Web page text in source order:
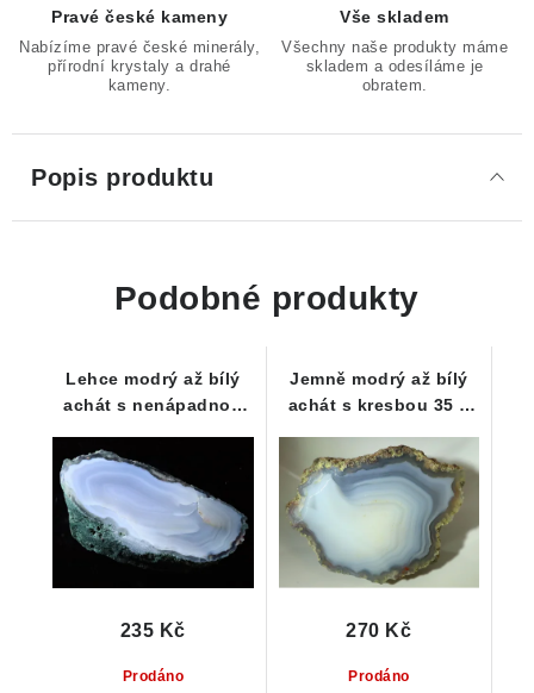
Pravé české kameny
Nabízíme pravé české minerály,
přírodní krystaly a drahé
kameny.
Vše skladem
Všechny naše produkty máme
skladem a odesíláme je
obratem.
Popis produktu
Podobné produkty
Lehce modrý až bílý
achát s nenápadnou
Prodáno
235 Kč
Jemně modrý až bílý
achát s kresbou 35 x
Prodáno
270 Kč